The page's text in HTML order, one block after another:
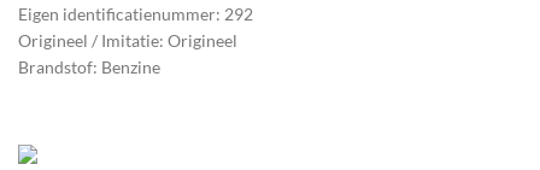
Eigen identificatienummer: 292
Origineel / Imitatie: Origineel
Brandstof: Benzine